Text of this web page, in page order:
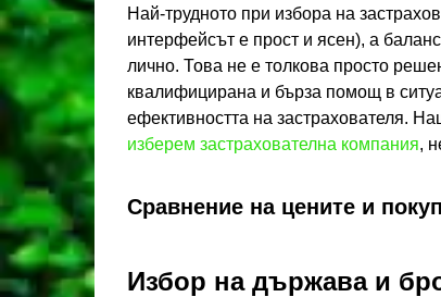
Най-трудното при избора на
интерфейсът е прост и ясен), а
лично. Това не е толкова просто
квалифицирана и бърза помощ в
ефективността на застрахователя.
изберем застрахователна компания,
Сравнение на цените и
Избор на държава и